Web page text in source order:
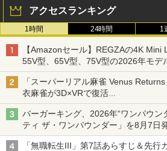
アクセスランキング
1時間 24時間 1
【Amazonセール】REGZAの4K Mini
55V型、65V型、75V型の2026年モデ
「スーパーリアル麻雀 Venus
衣麻雀が3D×VRで復活
発売から2週間は20%オフになるセー
バーガーキング、2026年“ワンパウン
ティ ザ・ワンパウンダー」を8月7日
「特製ガーリックマヨソース」を使
「無職転生III」第7話あらすじ＆先行